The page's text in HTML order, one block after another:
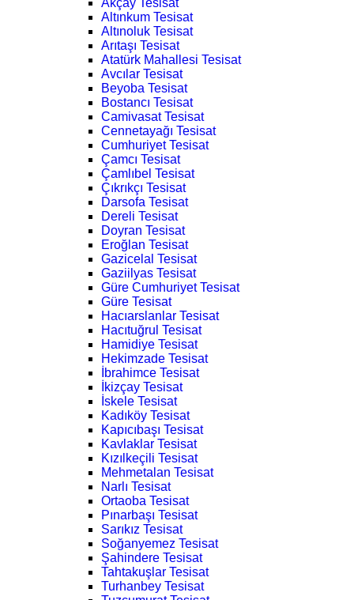
Akçay Tesisat
Altınkum Tesisat
Altınoluk Tesisat
Arıtaşı Tesisat
Atatürk Mahallesi Tesisat
Avcılar Tesisat
Beyoba Tesisat
Bostancı Tesisat
Camivasat Tesisat
Cennetayağı Tesisat
Cumhuriyet Tesisat
Çamcı Tesisat
Çamlıbel Tesisat
Çıkrıkçı Tesisat
Darsofa Tesisat
Dereli Tesisat
Doyran Tesisat
Eroğlan Tesisat
Gazicelal Tesisat
Gaziilyas Tesisat
Güre Cumhuriyet Tesisat
Güre Tesisat
Hacıarslanlar Tesisat
Hacıtuğrul Tesisat
Hamidiye Tesisat
Hekimzade Tesisat
İbrahimce Tesisat
İkizçay Tesisat
İskele Tesisat
Kadıköy Tesisat
Kapıcıbaşı Tesisat
Kavlaklar Tesisat
Kızılkeçili Tesisat
Mehmetalan Tesisat
Narlı Tesisat
Ortaoba Tesisat
Pınarbaşı Tesisat
Sarıkız Tesisat
Soğanyemez Tesisat
Şahindere Tesisat
Tahtakuşlar Tesisat
Turhanbey Tesisat